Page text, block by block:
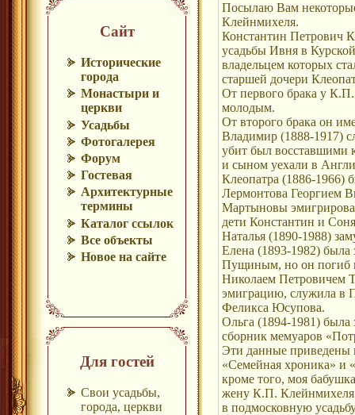
Сайт
Исторические
города
Монастыри и
церкви
Усадьбы
Фотогалерея
Форум
Гостевая
Архитектурные
термины
Каталог ссылок
Все объекты
Новое на сайте
Для гостей
Свои усадьбы,
города, церкви
Посылаю Вам
Клейнмихеля.
Константин Петрович
усадьбы Ивня в
владельцем которых
старшей дочери
От первого брака у
молодым.
От второго брака он
Владимир (1888-1917)
убит был восставшими
и сыном уехали в
Клеопатра (1886-
Лермонтова Георгием
Мартыновы
дети Константин и
Наталья (1890-1988)
Елена (1893-1982)
Пущиным, но он погиб
Николаем Петровичем
эмиграцию, служила в
Феликса Юсупова.
Ольга (1894-1981)
сборник мемуаров
Эти данные приведены
«Семейная хроника» и
кроме того, моя
жену К.П. Клейнмихеля
в подмосковную